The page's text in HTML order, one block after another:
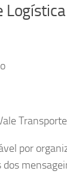
Transporte
por
dos